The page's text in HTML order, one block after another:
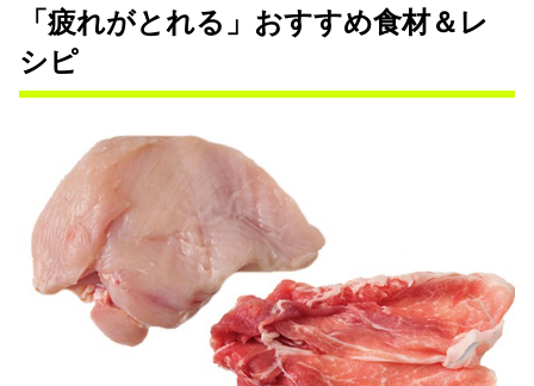
「疲れがとれる」おすすめ食材＆レ
シピ